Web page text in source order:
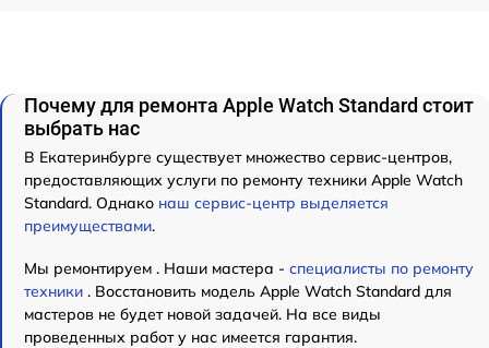
Почему для ремонта Apple Watch Standard стоит
выбрать нас
В Екатеринбурге существует множество сервис-центров,
предоставляющих услуги по ремонту техники Apple Watch
Standard. Однако наш сервис-центр выделяется
преимуществами.
Мы ремонтируем . Наши мастера - специалисты по ремонту
техники . Восстановить модель Apple Watch Standard для
мастеров не будет новой задачей. На все виды
проведенных работ у нас имеется гарантия.